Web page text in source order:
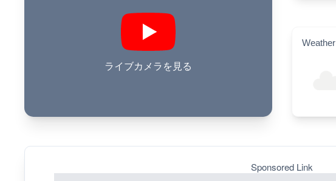
ライブカメラを見る
Weather
Sponsored Link